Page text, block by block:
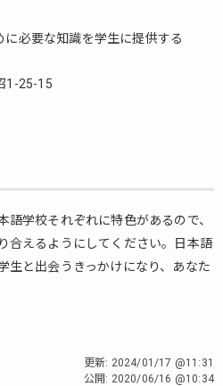
に必要な知識を学生に提供する
1-25-15
語学校それぞれに特色があるので、
合えるようにしてください。日本語
生と出会うきっかけになり、あなた
更新: 2024/01/17 @11:31
公開: 2020/06/16 @10:34